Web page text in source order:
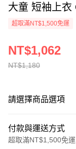
大童 短袖上衣
超取滿NT$1,500免運
NT$1,180
NT$1,062
請選擇商品選項
付款與運送方式
超取滿NT$1,500免運